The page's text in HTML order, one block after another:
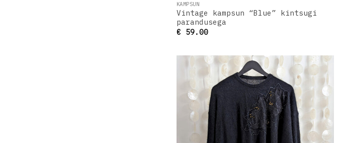
KAMPSUN
Vintage kampsun “Blue” kintsugi
parandusega
€ 59.00
soovinimekirja